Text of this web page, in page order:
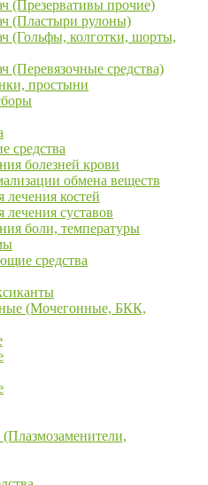
(Презервативы прочие)
(Пластыри рулоны)
(Гольфы, колготки, шорты,
(Перевязочные средства)
простыни
средства
болезней крови
обмена веществ
лечения костей
лечения суставов
боли, температуры
средства
(Мочегонные, БКК,
(Плазмозаменители,